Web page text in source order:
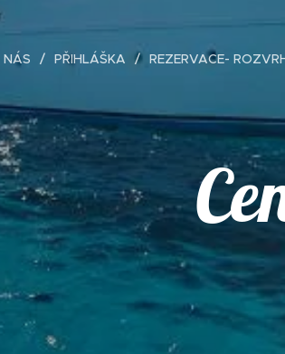
NÁS PŘIHLÁŠKA REZERVACE-